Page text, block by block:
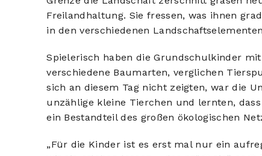
Freilandhaltung. Sie fressen, was ihnen
in den verschiedenen
Spielerisch haben die Grundschulkinder
verschiedene Baumarten, verglichen
sich an diesem Tag nicht zeigten, war die
unzählige kleine Tierchen und lernten,
ein Bestandteil des großen ökologischen
„Für die Kinder ist es erst mal nur ein